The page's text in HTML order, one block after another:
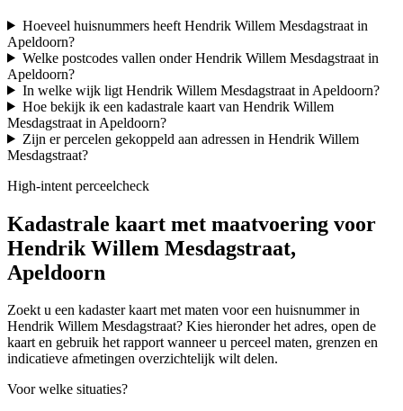
Hoeveel huisnummers heeft Hendrik Willem Mesdagstraat in
Apeldoorn?
Welke postcodes vallen onder Hendrik Willem Mesdagstraat in
Apeldoorn?
In welke wijk ligt Hendrik Willem Mesdagstraat in Apeldoorn?
Hoe bekijk ik een kadastrale kaart van Hendrik Willem
Mesdagstraat in Apeldoorn?
Zijn er percelen gekoppeld aan adressen in Hendrik Willem
Mesdagstraat?
High-intent perceelcheck
Kadastrale kaart met maatvoering voor
Hendrik Willem Mesdagstraat,
Apeldoorn
Zoekt u een kadaster kaart met maten voor een huisnummer in
Hendrik Willem Mesdagstraat? Kies hieronder het adres, open de
kaart en gebruik het rapport wanneer u perceel maten, grenzen en
indicatieve afmetingen overzichtelijk wilt delen.
Voor welke situaties?